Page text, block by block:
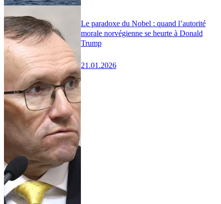
Le paradoxe du Nobel : quand l’autorité
morale norvégienne se heurte à Donald
Trump
21.01.2026